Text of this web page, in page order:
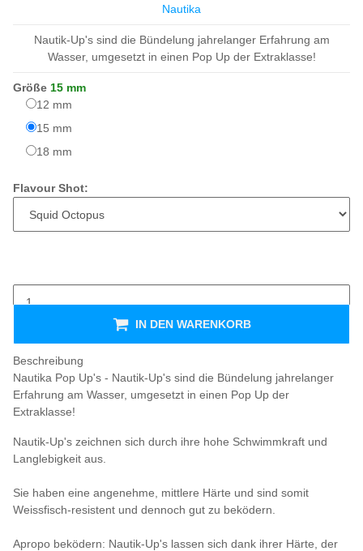
Nautika
Nautik-Up's sind die Bündelung jahrelanger Erfahrung am
Wasser, umgesetzt in einen Pop Up der Extraklasse!
Größe 15 mm
12 mm
15 mm
18 mm
Flavour Shot:
IN DEN WARENKORB
Beschreibung
Nautika Pop Up's - Nautik-Up's sind die Bündelung jahrelanger
Erfahrung am Wasser, umgesetzt in einen Pop Up der
Extraklasse!
Nautik-Up's zeichnen sich durch ihre hohe Schwimmkraft und
Langlebigkeit aus.
Sie haben eine angenehme, mittlere Härte und sind somit
Weissfisch-resistent und dennoch gut zu beködern.
Apropo beködern: Nautik-Up's lassen sich dank ihrer Härte, der